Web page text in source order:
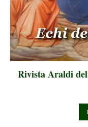
Rivista Araldi